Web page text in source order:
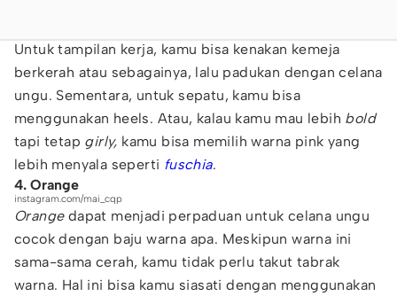
Untuk tampilan kerja, kamu bisa kenakan kemeja
berkerah atau sebagainya, lalu padukan dengan celana
ungu. Sementara, untuk sepatu, kamu bisa
menggunakan heels. Atau, kalau kamu mau lebih bold
tapi tetap girly, kamu bisa memilih warna pink yang
lebih menyala seperti fuschia.
4. Orange
instagram.com/mai_cqp
Orangedapat menjadi perpaduan untuk celana ungu
cocok dengan baju warna apa. Meskipun warna ini
sama-sama cerah, kamu tidak perlu takut tabrak
warna. Hal ini bisa kamu siasati dengan menggunakan